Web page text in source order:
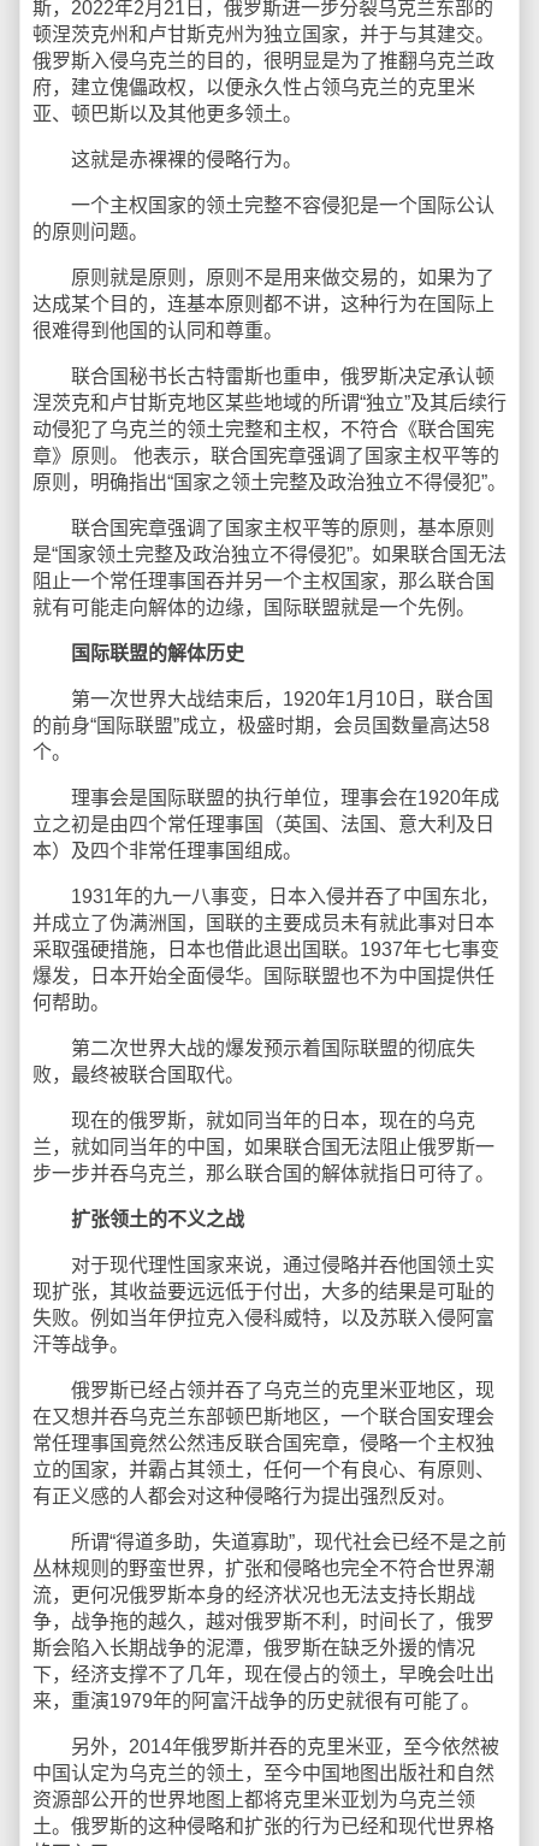
斯，2022年2月21日，俄罗斯进一步分裂乌克兰东部的
顿涅茨克州和卢甘斯克州为独立国家，并于与其建交。
俄罗斯入侵乌克兰的目的，很明显是为了推翻乌克兰政
府，建立傀儡政权，以便永久性占领乌克兰的克里米
亚、顿巴斯以及其他更多领土。
这就是赤裸裸的侵略行为。
一个主权国家的领土完整不容侵犯是一个国际公认
的原则问题。
原则就是原则，原则不是用来做交易的，如果为了
达成某个目的，连基本原则都不讲，这种行为在国际上
很难得到他国的认同和尊重。
联合国秘书长古特雷斯也重申，俄罗斯决定承认顿
涅茨克和卢甘斯克地区某些地域的所谓“独立”及其后续行
动侵犯了乌克兰的领土完整和主权，不符合《联合国宪
章》原则。 他表示，联合国宪章强调了国家主权平等的
原则，明确指出“国家之领土完整及政治独立不得侵犯”。
联合国宪章强调了国家主权平等的原则，基本原则
是“国家领土完整及政治独立不得侵犯”。如果联合国无法
阻止一个常任理事国吞并另一个主权国家，那么联合国
就有可能走向解体的边缘，国际联盟就是一个先例。
国际联盟的解体历史
第一次世界大战结束后，1920年1月10日，联合国
的前身“国际联盟”成立，极盛时期，会员国数量高达58
个。
理事会是国际联盟的执行单位，理事会在1920年成
立之初是由四个常任理事国（英国、法国、意大利及日
本）及四个非常任理事国组成。
1931年的九一八事变，日本入侵并吞了中国东北，
并成立了伪满洲国，国联的主要成员未有就此事对日本
采取强硬措施，日本也借此退出国联。1937年七七事变
爆发，日本开始全面侵华。国际联盟也不为中国提供任
何帮助。
第二次世界大战的爆发预示着国际联盟的彻底失
败，最终被联合国取代。
现在的俄罗斯，就如同当年的日本，现在的乌克
兰，就如同当年的中国，如果联合国无法阻止俄罗斯一
步一步并吞乌克兰，那么联合国的解体就指日可待了。
扩张领土的不义之战
对于现代理性国家来说，通过侵略并吞他国领土实
现扩张，其收益要远远低于付出，大多的结果是可耻的
失败。例如当年伊拉克入侵科威特，以及苏联入侵阿富
汗等战争。
俄罗斯已经占领并吞了乌克兰的克里米亚地区，现
在又想并吞乌克兰东部顿巴斯地区，一个联合国安理会
常任理事国竟然公然违反联合国宪章，侵略一个主权独
立的国家，并霸占其领土，任何一个有良心、有原则、
有正义感的人都会对这种侵略行为提出强烈反对。
所谓“得道多助，失道寡助”，现代社会已经不是之前
丛林规则的野蛮世界，扩张和侵略也完全不符合世界潮
流，更何况俄罗斯本身的经济状况也无法支持长期战
争，战争拖的越久，越对俄罗斯不利，时间长了，俄罗
斯会陷入长期战争的泥潭，俄罗斯在缺乏外援的情况
下，经济支撑不了几年，现在侵占的领土，早晚会吐出
来，重演1979年的阿富汗战争的历史就很有可能了。
另外，2014年俄罗斯并吞的克里米亚，至今依然被
中国认定为乌克兰的领土，至今中国地图出版社和自然
资源部公开的世界地图上都将克里米亚划为乌克兰领
土。俄罗斯的这种侵略和扩张的行为已经和现代世界格